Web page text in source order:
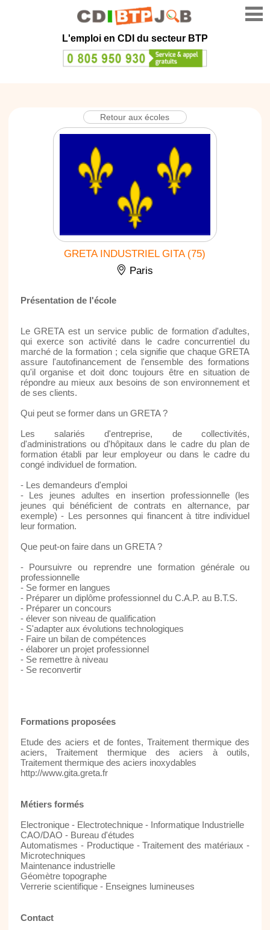
L'emploi en CDI du secteur BTP
Retour aux écoles
GRETA INDUSTRIEL GITA (75)
Paris
Présentation de l'école
Le GRETA est un service public de formation d'adultes,
qui exerce son activité dans le cadre concurrentiel du
marché de la formation ; cela signifie que chaque GRETA
assure l'autofinancement de l'ensemble des formations
qu'il organise et doit donc toujours être en situation de
répondre au mieux aux besoins de son environnement et
de ses clients.
Qui peut se former dans un GRETA ?
Les salariés d'entreprise, de collectivités,
d'administrations ou d'hôpitaux dans le cadre du plan de
formation établi par leur employeur ou dans le cadre du
congé individuel de formation.
- Les demandeurs d'emploi
- Les jeunes adultes en insertion professionnelle (les
jeunes qui bénéficient de contrats en alternance, par
exemple) - Les personnes qui financent à titre individuel
leur formation.
Que peut-on faire dans un GRETA ?
- Poursuivre ou reprendre une formation générale ou
professionnelle
- Se former en langues
- Préparer un diplôme professionnel du C.A.P. au B.T.S.
- Préparer un concours
- élever son niveau de qualification
- S'adapter aux évolutions technologiques
- Faire un bilan de compétences
- élaborer un projet professionnel
- Se remettre à niveau
- Se reconvertir
Formations proposées
Etude des aciers et de fontes, Traitement thermique des
aciers, Traitement thermique des aciers à outils,
Traitement thermique des aciers inoxydables
http://www.gita.greta.fr
Métiers formés
Electronique - Electrotechnique - Informatique Industrielle
CAO/DAO - Bureau d'études
Automatismes - Productique - Traitement des matériaux -
Microtechniques
Maintenance industrielle
Géomètre topographe
Verrerie scientifique - Enseignes lumineuses
Contact